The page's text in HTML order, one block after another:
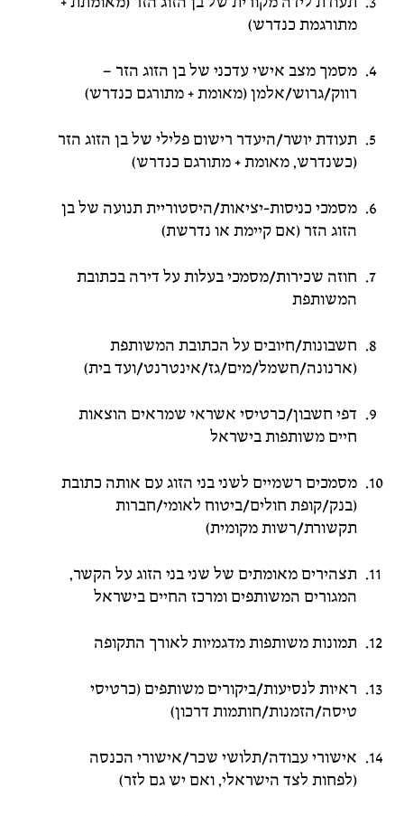
מתורגמת כנדרש)
מסמך מצב אישי עדכני של בן הזוג הזר –
רווק/גרוש/אלמן (מאומת + מתורגם כנדרש)
תעודת יושר/היעדר רישום פלילי של בן הזוג הזר
(כשנדרש, מאומת + מתורגם כנדרש)
מסמכי כניסות-יציאות/היסטוריית תנועה של בן
הזוג הזר (אם קיימת או נדרשת)
חוזה שכירות/מסמכי בעלות על דירה בכתובת
המשותפת
חשבונות/חיובים על הכתובת המשותפת
(ארנונה/חשמל/מים/גז/אינטרנט/ועד בית)
דפי חשבון/כרטיסי אשראי שמראים הוצאות
חיים משותפות בישראל
מסמכים רשמיים לשני בני הזוג עם אותה כתובת
(בנק/קופת חולים/ביטוח לאומי/חברות
תקשורת/רשות מקומית)
תצהירים מאומתים של שני בני הזוג על הקשר,
המגורים המשותפים ומרכז החיים בישראל
תמונות משותפות מדגמיות לאורך התקופה
ראיות לנסיעות/ביקורים משותפים (כרטיסי
טיסה/הזמנות/חותמות דרכון)
אישורי עבודה/תלושי שכר/אישורי הכנסה
(לפחות לצד הישראלי, ואם יש גם לזר)